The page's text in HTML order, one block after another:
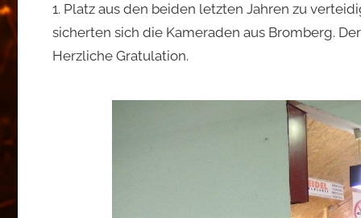
1. Platz aus den beiden letzten Jahren zu
sicherten sich die Kameraden aus Bromberg.
Herzliche Gratulation.